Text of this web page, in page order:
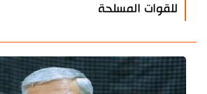
للقوات المسلحة